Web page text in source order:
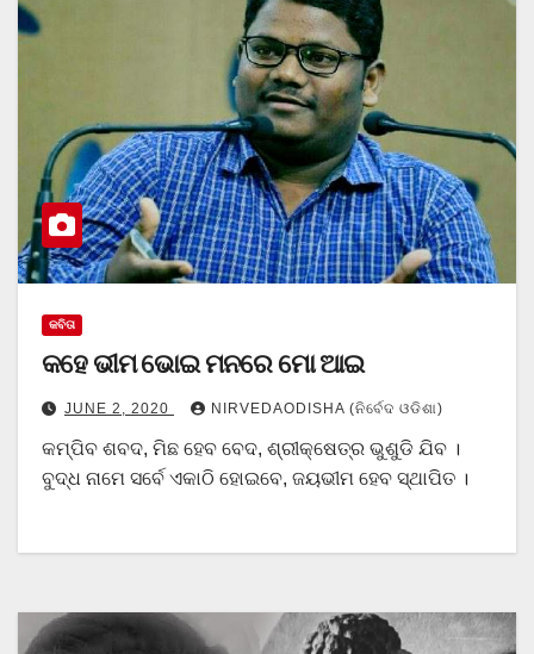
କବିତା
କହେ ଭୀମ ଭୋଇ ମନରେ ମୋ ଆଇ
JUNE 2, 2020 NIRVEDAODISHA (ନିର୍ବେଦ ଓଡିଶା)
କମ୍ପିବ ଶବଦ, ମିଛ ହେବ ବେଦ, ଶ୍ରୀକ୍ଷେତ୍ର ଭୁଶୁଡି ଯିବ ।
ବୁଦ୍ଧ ନାମେ ସର୍ବେ ଏକାଠି ହୋଇବେ, ଜୟଭୀମ ହେବ ସ୍ଥାପିତ ।